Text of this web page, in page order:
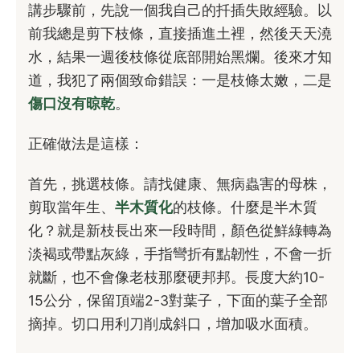
講步驟前，先說一個我自己的扦插失敗經驗。以
前我總是剪下枝條，直接插進土裡，然後天天澆
水，結果一週後枝條從底部開始黑爛。後來才知
道，我犯了兩個致命錯誤：一是枝條太嫩，二是
傷口沒有晾乾。
正確做法是這樣：
首先，挑選枝條。請找健康、無病蟲害的母株，
剪取當年生、 半木質化的枝條。什麼是半木質
化？就是新枝長出來一段時間，顏色從鮮綠轉為
淡褐或帶點灰綠，手指彎折有點韌性，不會一折
就斷，也不會像老枝那麼硬邦邦。長度大約10-
15公分，保留頂端2-3對葉子，下面的葉子全部
摘掉。切口用利刀削成斜口，增加吸水面積。